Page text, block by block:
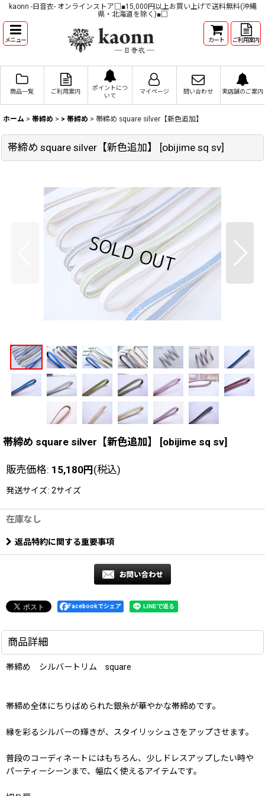
kaonn -日音衣- オンラインストア□■15,000円以上お買い上げで送料無料(沖縄
県・北海道を除く)■□
メニュー カート ご利用案内
商品一覧 ご利用案内
ポイントにつ
いて
マイページ 問い合わせ 実店舗のご案内
ホーム > 帯締め > > 帯締め > 帯締め square silver【新色追加】
帯締め square silver【新色追加】 [obijime sq sv]
帯締め square silver【新色追加】 [obijime sq sv]
販売価格: 15,180円(税込)
発送サイズ: 2サイズ
在庫なし
返品特約に関する重要事項
Facebookでシェア
商品詳細
帯締め シルバートリム square
帯締め全体にちりばめられた銀糸が華やかな帯締めです。
縁を彩るシルバーの輝きが、スタイリッシュさをアップさせます。
普段のコーディネートにはもちろん、少しドレスアップしたい時や
パーティーシーンまで、幅広く使えるアイテムです。